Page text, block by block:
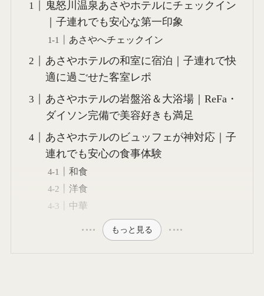
鬼怒川温泉あさやホテルにチェックイン
｜子連れでも安心な第一印象
あさやへチェックイン
あさやホテルの和室に宿泊｜子連れで快
適に過ごせた客室レポ
あさやホテルの岩盤浴＆大浴場｜ReFa・
ダイソン完備で美容好きも満足
あさやホテルのビュッフェが神対応｜子
連れでも安心の食事体験
和食
洋食
中華
もっと見る